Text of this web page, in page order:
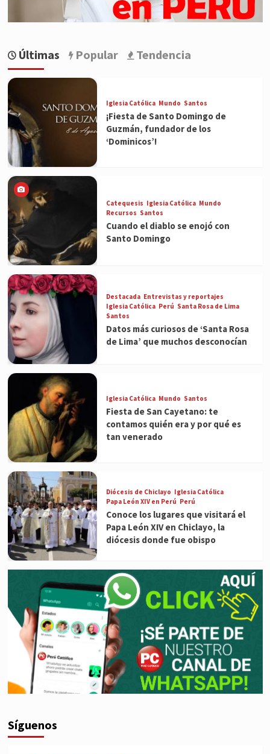
Últimas Popular Tendencia
Iglesia Católica Mundo Santos
¡Fiesta de Santo Domingo de
Guzmán, fundador de los
‘Dominicos’!
Catequesis Iglesia Católica Mundo
Recursos Santos
Cuando el diablo se enojó con
Santo Domingo
Destacada Entrevistas y reportajes
Iglesia Católica Perú Santa Rosa de Lima
Santos
Datos más curiosos de ‘Santa Rosa
de Lima’ que muchos desconocían
Iglesia Católica Mundo Santos
Fiesta de San Cayetano: te
contamos quién era y por qué es
tan venerado
Diócesis de Chiclayo Iglesia Católica
Papa León XIV en Perú Perú
Conoce los lugares que visitará el
Papa León XIV en Chiclayo, la
diócesis donde fue obispo
Síguenos